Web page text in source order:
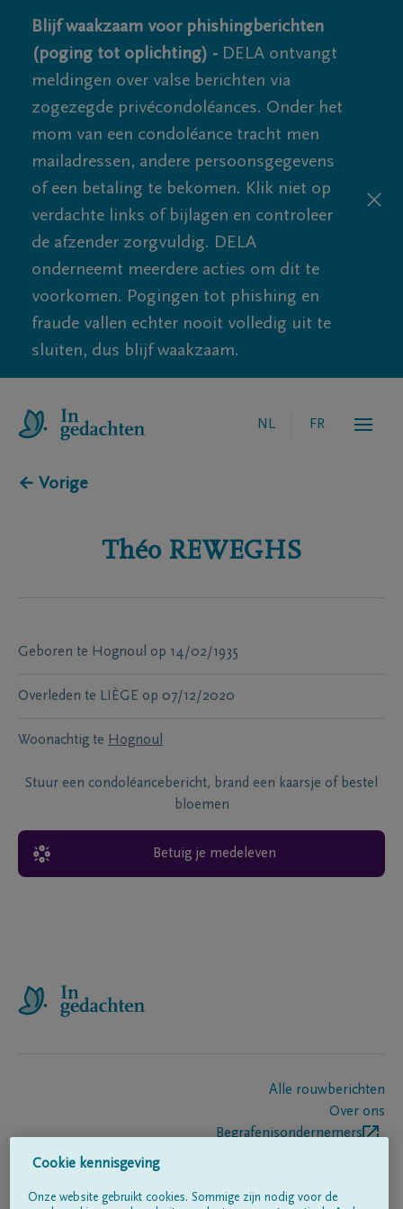
Blijf waakzaam voor phishingberichten
(poging tot oplichting) - DELA ontvangt
meldingen over valse berichten via
zogezegde privécondoléances. Onder het
mom van een condoléance tracht men
mailadressen, andere persoonsgegevens
of een betaling te bekomen. Klik niet op
verdachte links of bijlagen en controleer
de afzender zorgvuldig. DELA
onderneemt meerdere acties om dit te
voorkomen. Pogingen tot phishing en
fraude vallen echter nooit volledig uit te
sluiten, dus blijf waakzaam.
NL FR
← Vorige
Théo REWEGHS
Geboren te Hognoul op 14/02/1935
Overleden te LIÈGE op 07/12/2020
Woonachtig te Hognoul
Stuur een condoléancebericht, brand een kaarsje of bestel
bloemen
Betuig je medeleven
Alle rouwberichten
Over ons
Begrafenisondernemers
Cookie kennisgeving
Onze website gebruikt cookies. Sommige zijn nodig voor de